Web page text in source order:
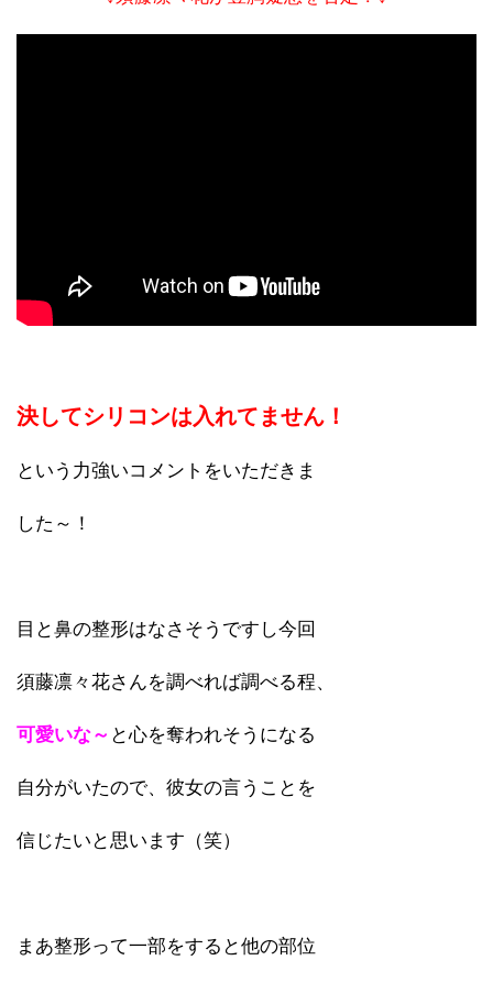
決してシリコンは入れてません！
という力強いコメントをいただきま
した～！
目と鼻の整形はなさそうですし今回
須藤凛々花さんを調べれば調べる程、
可愛いな～ と心を奪われそうになる
自分がいたので、彼女の言うことを
信じたいと思います（笑）
まあ整形って一部をすると他の部位